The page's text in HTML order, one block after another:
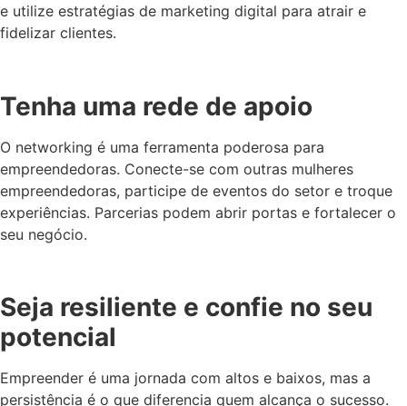
e utilize estratégias de marketing digital para atrair e
fidelizar clientes.
Tenha uma rede de apoio
O networking é uma ferramenta poderosa para
empreendedoras. Conecte-se com outras mulheres
empreendedoras, participe de eventos do setor e troque
experiências. Parcerias podem abrir portas e fortalecer o
seu negócio.
Seja resiliente e confie no seu
potencial
Empreender é uma jornada com altos e baixos, mas a
persistência é o que diferencia quem alcança o sucesso.